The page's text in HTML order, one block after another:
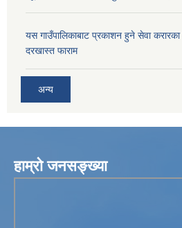
यस गाउँपालिकाबाट प्रकाशन हुने सेवा
दरखास्त फाराम
अन्य
हाम्रो जनसङ्ख्या